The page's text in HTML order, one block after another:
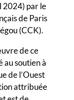
2024) par le
de Paris
(CCK).
de ce
au soutien à
de l’Ouest
attribuée